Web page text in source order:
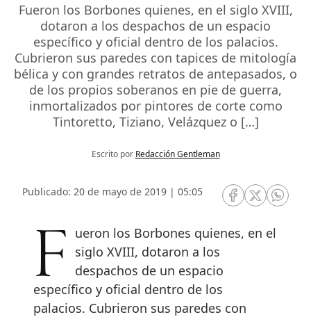
Fueron los Borbones quienes, en el siglo XVIII,
dotaron a los despachos de un espacio
específico y oficial dentro de los palacios.
Cubrieron sus paredes con tapices de mitología
bélica y con grandes retratos de antepasados, o
de los propios soberanos en pie de guerra,
inmortalizados por pintores de corte como
Tintoretto, Tiziano, Velázquez o […]
Escrito por Redacción Gentleman
Publicado: 20 de mayo de 2019 | 05:05
RRSS Facebook
RRSSRRSS
Fueron los Borbones quienes, en el siglo XVIII, dotaron a los
despachos de un espacio
específico y oficial dentro de los
palacios. Cubrieron sus paredes con